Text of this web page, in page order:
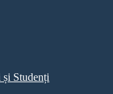
Studenți